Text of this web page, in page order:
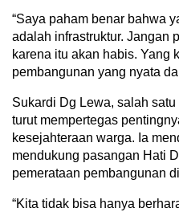
“Saya paham benar bahwa
adalah infrastruktur. Jangan
karena itu akan habis. Yang
pembangunan yang nyata
Sukardi Dg Lewa, salah
turut mempertegas
kesejahteraan warga. Ia
mendukung pasangan Hati
pemerataan pembangunan
“Kita tidak bisa hanya